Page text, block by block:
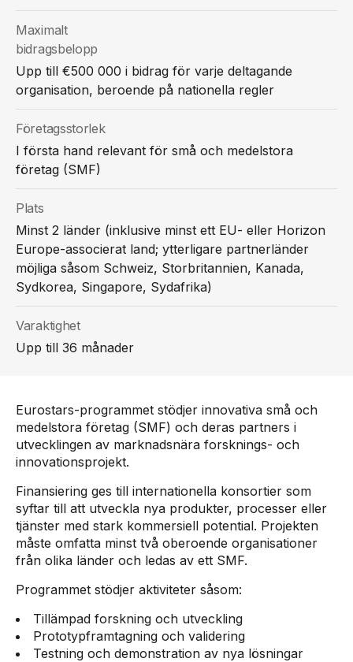
Eurostars-programmet stödjer innovativa små och
medelstora företag (SMF) och deras partners i
utvecklingen av marknadsnära forsknings- och
innovationsprojekt.
Finansiering ges till internationella konsortier som
syftar till att utveckla nya produkter, processer eller
tjänster med stark kommersiell potential. Projekten
måste omfatta minst två oberoende organisationer
från olika länder och ledas av ett SMF.
Programmet stödjer aktiviteter såsom:
Tillämpad forskning och utveckling
Prototypframtagning och validering
Testning och demonstration av nya lösningar
Maximalt
bidragsbelopp
Upp till €500 000 i bidrag för varje deltagande
organisation, beroende på nationella regler
Företagsstorlek
I första hand relevant för små och medelstora
företag (SMF)
Plats
Minst 2 länder (inklusive minst ett EU- eller Horizon
Europe-associerat land; ytterligare partnerländer
möjliga såsom Schweiz, Storbritannien, Kanada,
Sydkorea, Singapore, Sydafrika)
Varaktighet
Upp till 36 månader